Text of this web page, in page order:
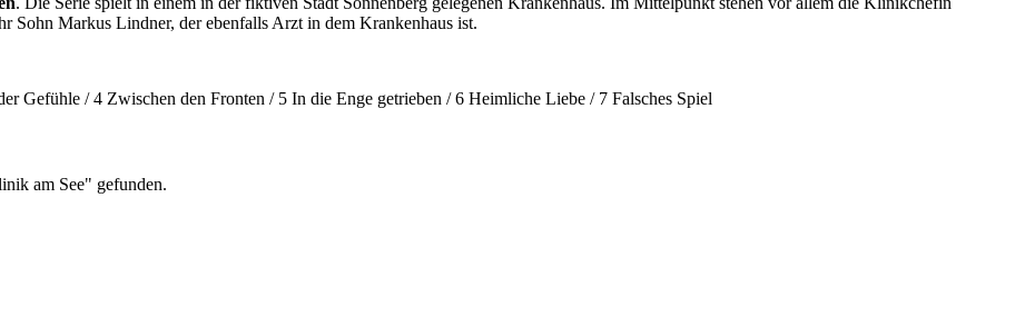
Sohn Markus Lindner, der ebenfalls Arzt in dem Krankenhaus ist.
Gefühle / 4 Zwischen den Fronten / 5 In die Enge getrieben / 6 Heimliche Liebe / 7 Falsches Spiel
am See" gefunden.